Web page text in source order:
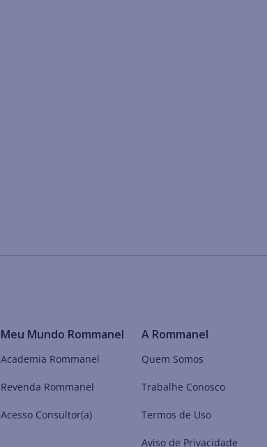
Meu Mundo Rommanel
Academia Rommanel
Revenda Rommanel
Acesso Consultor(a)
A Rommanel
Quem Somos
Trabalhe Conosco
Termos de Uso
Aviso de Privacidade